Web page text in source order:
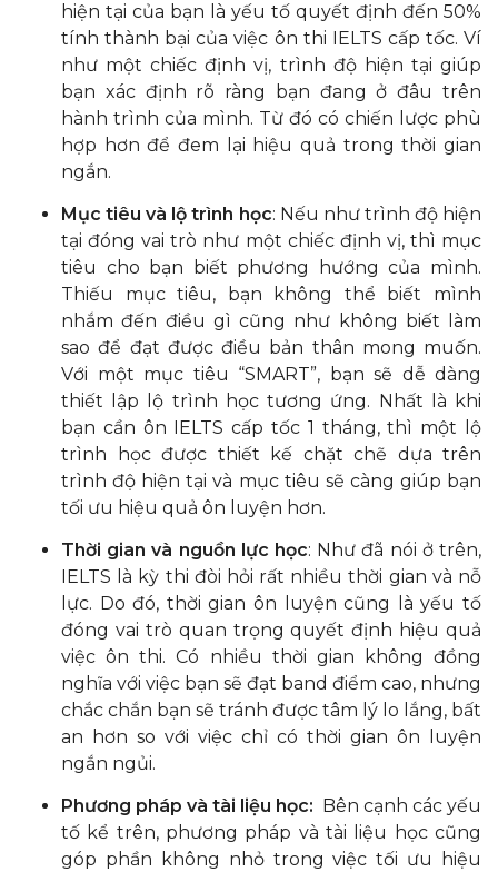
hiện tại của bạn là yếu tố quyết định đến 50%
tính thành bại của việc ôn thi IELTS cấp tốc. Ví
như một chiếc định vị, trình độ hiện tại giúp
bạn xác định rõ ràng bạn đang ở đâu trên
hành trình của mình. Từ đó có chiến lược phù
hợp hơn để đem lại hiệu quả trong thời gian
ngắn.
Mục tiêu và lộ trình học: Nếu như trình độ hiện
tại đóng vai trò như một chiếc định vị, thì mục
tiêu cho bạn biết phương hướng của mình.
Thiếu mục tiêu, bạn không thể biết mình
nhắm đến điều gì cũng như không biết làm
sao để đạt được điều bản thân mong muốn.
Với một mục tiêu “SMART”, bạn sẽ dễ dàng
thiết lập lộ trình học tương ứng. Nhất là khi
bạn cần ôn IELTS cấp tốc 1 tháng, thì một lộ
trình học được thiết kế chặt chẽ dựa trên
trình độ hiện tại và mục tiêu sẽ càng giúp bạn
tối ưu hiệu quả ôn luyện hơn.
Thời gian và nguồn lực học: Như đã nói ở trên,
IELTS là kỳ thi đòi hỏi rất nhiều thời gian và nỗ
lực. Do đó, thời gian ôn luyện cũng là yếu tố
đóng vai trò quan trọng quyết định hiệu quả
việc ôn thi. Có nhiều thời gian không đồng
nghĩa với việc bạn sẽ đạt band điểm cao, nhưng
chắc chắn bạn sẽ tránh được tâm lý lo lắng, bất
an hơn so với việc chỉ có thời gian ôn luyện
ngắn ngủi.
Phương pháp và tài liệu học: Bên cạnh các yếu
tố kể trên, phương pháp và tài liệu học cũng
góp phần không nhỏ trong việc tối ưu hiệu